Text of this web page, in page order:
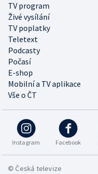
TV program
Živé vysílání
TV poplatky
Teletext
Podcasty
Počasí
E-shop
Mobilní a TV aplikace
Vše o ČT
Instagram Facebook
© Česká televize